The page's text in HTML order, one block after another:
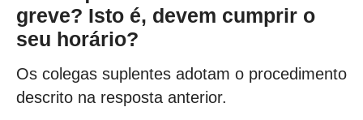
greve? Isto é, devem cumprir o
seu horário?
Os colegas suplentes adotam o procedimento
descrito na resposta anterior.